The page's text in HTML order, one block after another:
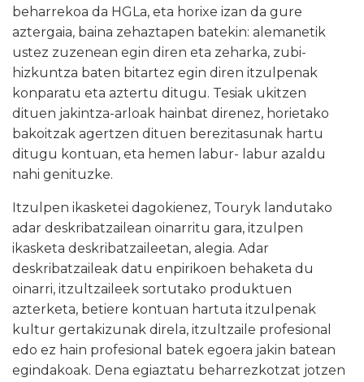
beharrekoa da HGLa, eta horixe izan da gure
aztergaia, baina zehaztapen batekin: alemanetik
ustez zuzenean egin diren eta zeharka, zubi-
hizkuntza baten bitartez egin diren itzulpenak
konparatu eta aztertu ditugu. Tesiak ukitzen
dituen jakintza-arloak hainbat direnez, horietako
bakoitzak agertzen dituen berezitasunak hartu
ditugu kontuan, eta hemen labur- labur azaldu
nahi genituzke.
Itzulpen ikasketei dagokienez, Touryk landutako
adar deskribatzailean oinarritu gara, itzulpen
ikasketa deskribatzaileetan, alegia. Adar
deskribatzaileak datu enpirikoen behaketa du
oinarri, itzultzaileek sortutako produktuen
azterketa, betiere kontuan hartuta itzulpenak
kultur gertakizunak direla, itzultzaile profesional
edo ez hain profesional batek egoera jakin batean
egindakoak. Dena egiaztatu beharrezkotzat jotzen